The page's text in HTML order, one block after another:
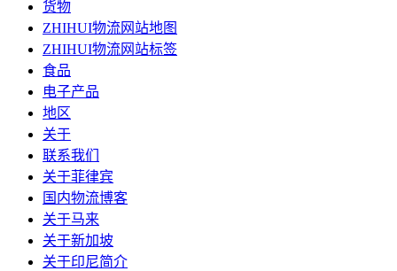
货物
ZHIHUI物流网站地图
ZHIHUI物流网站标签
食品
电子产品
地区
关于
联系我们
关于菲律宾
国内物流博客
关于马来
关于新加坡
关于印尼简介